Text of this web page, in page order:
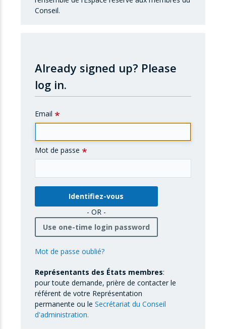
Conseil.
Already signed up? Please
log in.
Email
Mot de passe
- OR -
Use one-time login password
Mot de passe oublié?
Représentants des États membres:
pour toute demande, prière de contacter le
référent de votre Représentation
permanente ou le Secrétariat du Conseil
d'administration.